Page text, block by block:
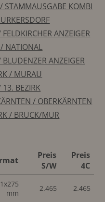
STAMMAUSGABE KOMBI
ANZEIGER
NATIONAL
ANZEIGER
/ MURAU
BEZIRK
/ OBERKÄRNTEN
/ BRUCK/MUR
Preis
S/W
Preis
4C
mm
2.465 2.465